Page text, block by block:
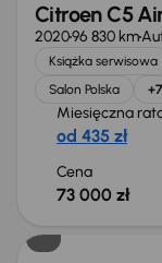
Citroen C5
202096 830 km
Książka serwisowa
Salon Polska
Miesięczna
od 435 zł
Cena
73 000 zł